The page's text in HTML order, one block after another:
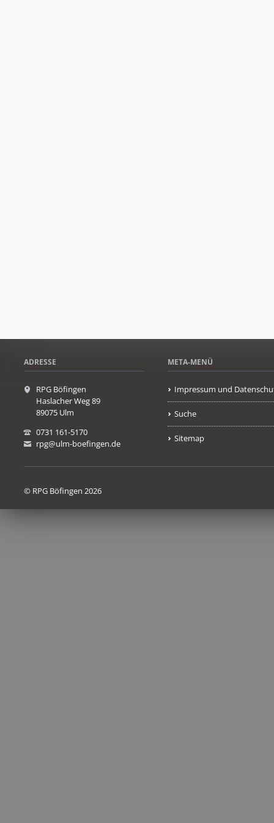
ADRESSE
RPG Böfingen
Haslacher Weg 89
89075 Ulm
0731 161-5170
rpg@ulm-boefingen.de
META-MENÜ
Impressum und
Suche
Sitemap
© RPG Böfingen 2026